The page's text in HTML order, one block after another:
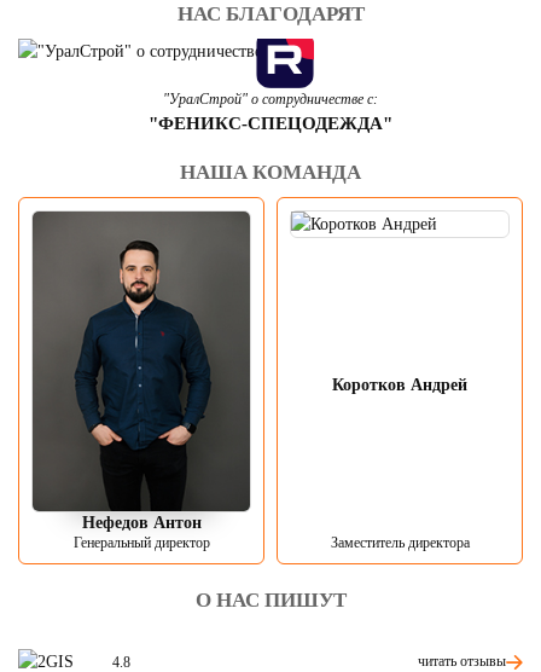
НАС БЛАГОДАРЯТ
"УралСтрой" о сотрудничестве с:
"ФЕНИКС-СПЕЦОДЕЖДА"
НАША КОМАНДА
Нефедов Антон
Генеральный директор
Коротков Андрей
Заместитель директора
О НАС ПИШУТ
4.8 читать отзывы